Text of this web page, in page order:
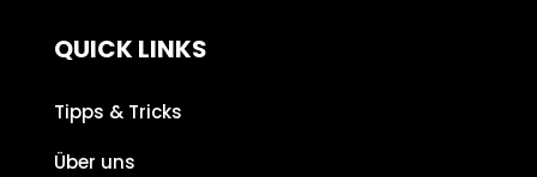
QUICK LINKS
Tipps & Tricks
Über uns